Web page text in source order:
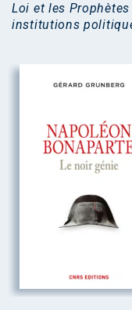
Loi et les
institutions